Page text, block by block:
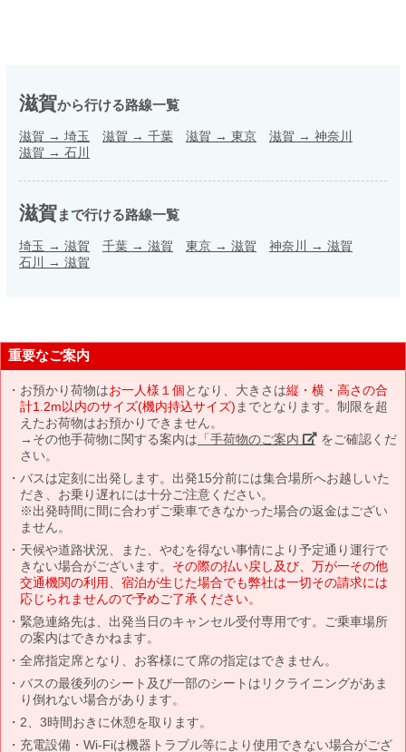
滋賀から行ける路線一覧
滋賀 → 埼玉 滋賀 → 千葉 滋賀 → 東京 滋賀 → 神奈川
滋賀 → 石川
滋賀まで行ける路線一覧
埼玉 → 滋賀 千葉 → 滋賀 東京 → 滋賀 神奈川 → 滋賀
石川 → 滋賀
重要なご案内
お預かり荷物はお一人様１個となり、大きさは縦・横・高さの合
計1.2m以内のサイズ(機内持込サイズ) までとなります。制限を超
えたお荷物はお預かりできません。
→その他手荷物に関する案内は 「手荷物のご案内」 をご確認くだ
さい。
バスは定刻に出発します。出発15分前には集合場所へお越しいた
だき、お乗り遅れには十分ご注意ください。
※出発時間に間に合わずご乗車できなかった場合の返金はござい
ません。
天候や道路状況、また、やむを得ない事情により予定通り運行で
きない場合がございます。 その際の払い戻し及び、万が一その他
交通機関の利用、宿泊が生じた場合でも弊社は一切その請求には
応じられませんので予めご了承ください。
緊急連絡先は、出発当日のキャンセル受付専用です。ご乗車場所
の案内はできかねます。
全席指定席となり、お客様にて席の指定はできません。
バスの最後列のシート及び一部のシートはリクライニングがあま
り倒れない場合があります。
2、3時間おきに休憩を取ります。
充電設備・Wi-Fiは機器トラブル等により使用できない場合がござ